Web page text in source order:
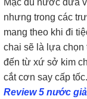
Mặc dù nước dừa
nhưng trong các
mang theo khi đi
chai sẽ là lựa
đến từ xứ sở kim
cắt cơn say cấp
Review 5 nước